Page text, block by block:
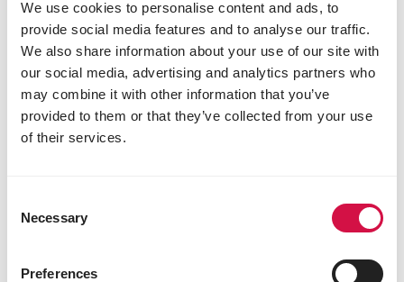
We use cookies to personalise content and ads, to
provide social media features and to analyse our traffic.
We also share information about your use of our site with
our social media, advertising and analytics partners who
may combine it with other information that you’ve
provided to them or that they’ve collected from your use
of their services.
Selection
Necessary
Preferences
witte millet
Analytische bestanddelen
eiwit 13,5%
vetgehalte 4,5%
ruwe celstof 6%
ruwe as 4%
Andere bezoekers bekeken ook: